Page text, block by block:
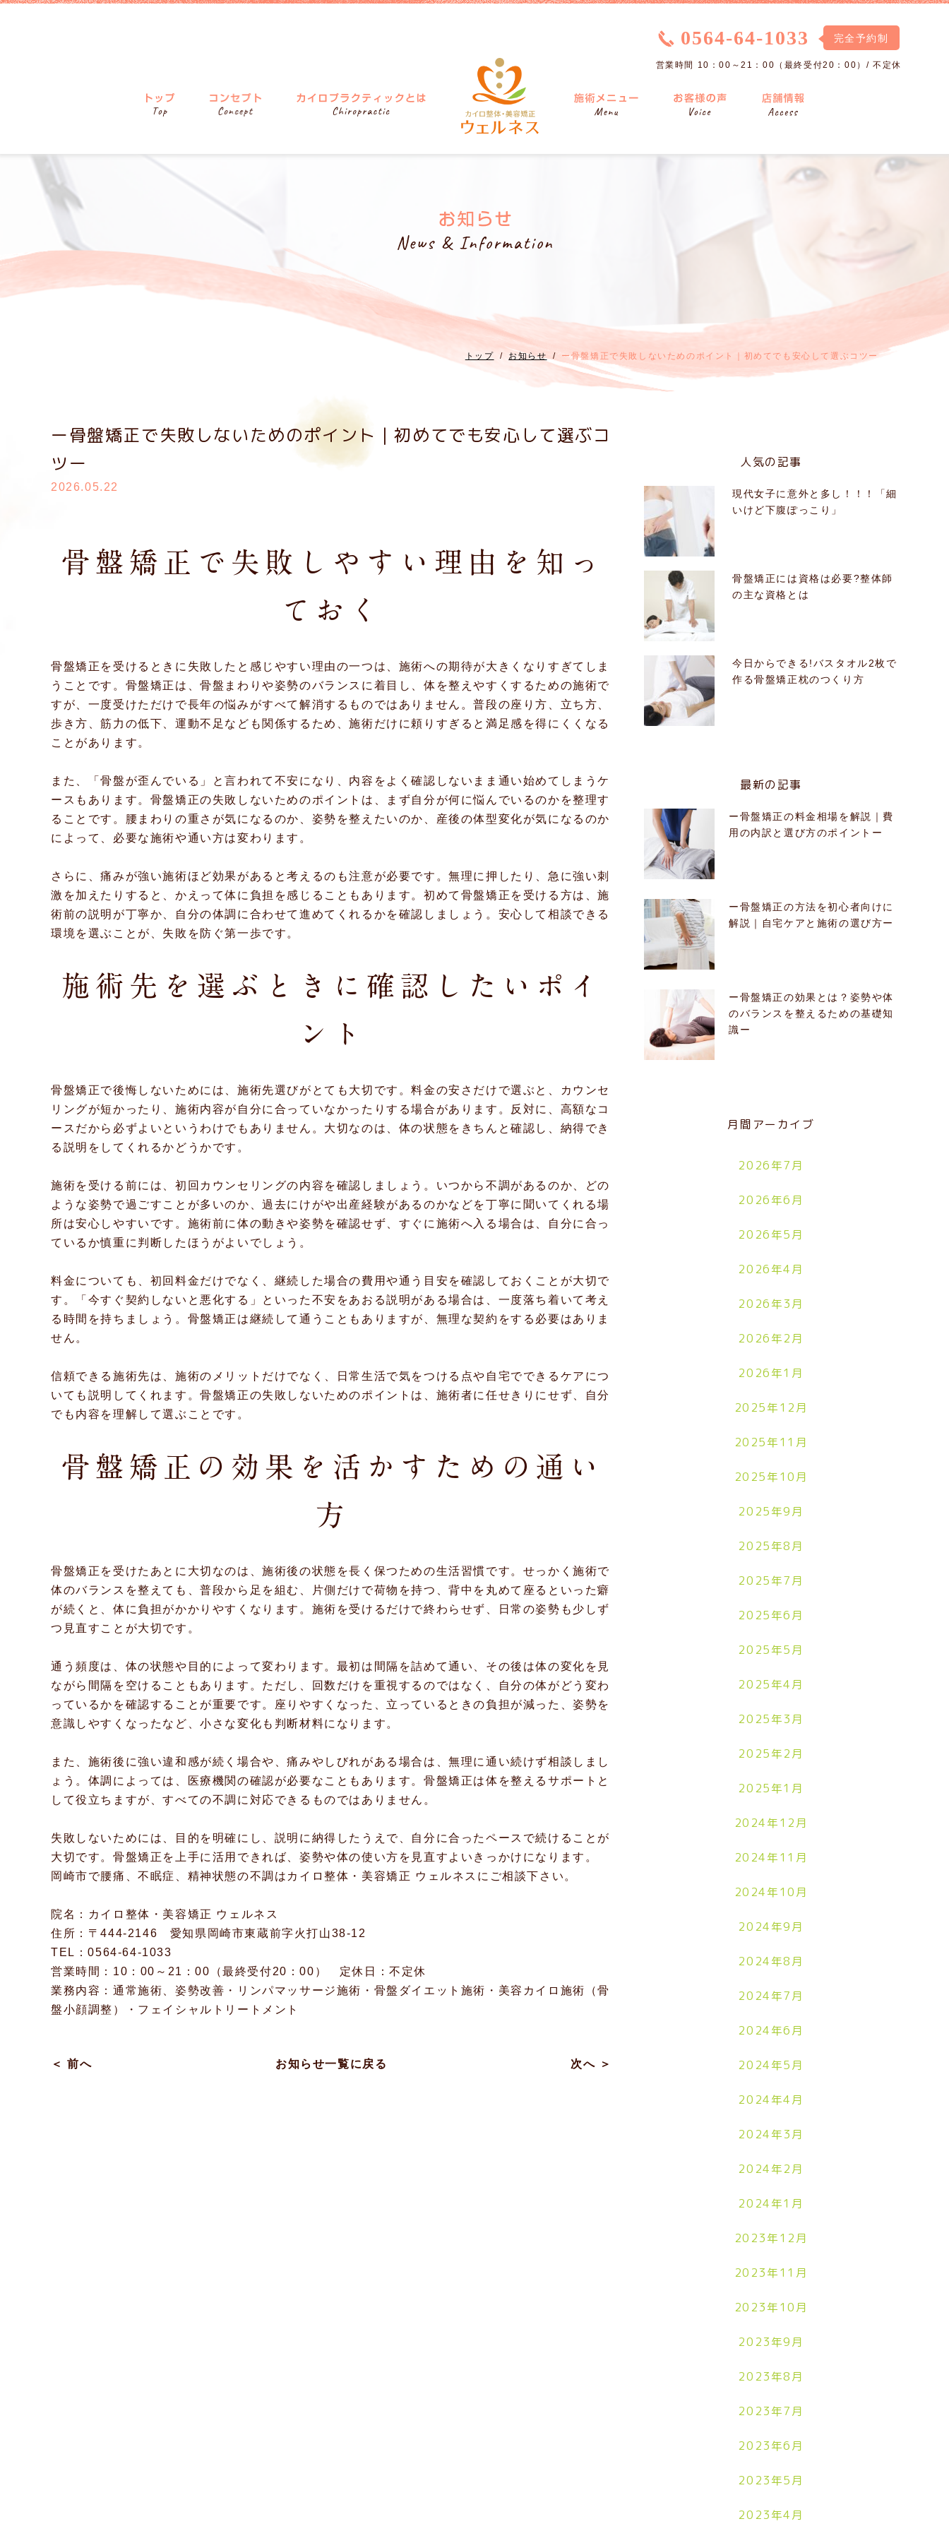
0564-64-1033 完全予約制
営業時間 10：00～21：00（最終受付20：00）/ 不定休
トップ お知らせ ー骨盤矯正で失敗しないためのポイント｜初めてでも安心して選ぶコツー
ー骨盤矯正で失敗しないためのポイント｜初めてでも安心して選ぶコ
ツー
2026.05.22
骨盤矯正で失敗しやすい理由を知っ
ておく
骨盤矯正を受けるときに失敗したと感じやすい理由の一つは、施術への期待が大きくなりすぎてしま
うことです。骨盤矯正は、骨盤まわりや姿勢のバランスに着目し、体を整えやすくするための施術で
すが、一度受けただけで長年の悩みがすべて解消するものではありません。普段の座り方、立ち方、
歩き方、筋力の低下、運動不足なども関係するため、施術だけに頼りすぎると満足感を得にくくなる
ことがあります。
また、「骨盤が歪んでいる」と言われて不安になり、内容をよく確認しないまま通い始めてしまうケ
ースもあります。骨盤矯正の失敗しないためのポイントは、まず自分が何に悩んでいるのかを整理す
ることです。腰まわりの重さが気になるのか、姿勢を整えたいのか、産後の体型変化が気になるのか
によって、必要な施術や通い方は変わります。
さらに、痛みが強い施術ほど効果があると考えるのも注意が必要です。無理に押したり、急に強い刺
激を加えたりすると、かえって体に負担を感じることもあります。初めて骨盤矯正を受ける方は、施
術前の説明が丁寧か、自分の体調に合わせて進めてくれるかを確認しましょう。安心して相談できる
環境を選ぶことが、失敗を防ぐ第一歩です。
施術先を選ぶときに確認したいポイ
ント
骨盤矯正で後悔しないためには、施術先選びがとても大切です。料金の安さだけで選ぶと、カウンセ
リングが短かったり、施術内容が自分に合っていなかったりする場合があります。反対に、高額なコ
ースだから必ずよいというわけでもありません。大切なのは、体の状態をきちんと確認し、納得でき
る説明をしてくれるかどうかです。
施術を受ける前には、初回カウンセリングの内容を確認しましょう。いつから不調があるのか、どの
ような姿勢で過ごすことが多いのか、過去にけがや出産経験があるのかなどを丁寧に聞いてくれる場
所は安心しやすいです。施術前に体の動きや姿勢を確認せず、すぐに施術へ入る場合は、自分に合っ
ているか慎重に判断したほうがよいでしょう。
料金についても、初回料金だけでなく、継続した場合の費用や通う目安を確認しておくことが大切で
す。「今すぐ契約しないと悪化する」といった不安をあおる説明がある場合は、一度落ち着いて考え
る時間を持ちましょう。骨盤矯正は継続して通うこともありますが、無理な契約をする必要はありま
せん。
信頼できる施術先は、施術のメリットだけでなく、日常生活で気をつける点や自宅でできるケアにつ
いても説明してくれます。骨盤矯正の失敗しないためのポイントは、施術者に任せきりにせず、自分
でも内容を理解して選ぶことです。
骨盤矯正の効果を活かすための通い
方
骨盤矯正を受けたあとに大切なのは、施術後の状態を長く保つための生活習慣です。せっかく施術で
体のバランスを整えても、普段から足を組む、片側だけで荷物を持つ、背中を丸めて座るといった癖
が続くと、体に負担がかかりやすくなります。施術を受けるだけで終わらせず、日常の姿勢も少しず
つ見直すことが大切です。
通う頻度は、体の状態や目的によって変わります。最初は間隔を詰めて通い、その後は体の変化を見
ながら間隔を空けることもあります。ただし、回数だけを重視するのではなく、自分の体がどう変わ
っているかを確認することが重要です。座りやすくなった、立っているときの負担が減った、姿勢を
意識しやすくなったなど、小さな変化も判断材料になります。
また、施術後に強い違和感が続く場合や、痛みやしびれがある場合は、無理に通い続けず相談しまし
ょう。体調によっては、医療機関の確認が必要なこともあります。骨盤矯正は体を整えるサポートと
して役立ちますが、すべての不調に対応できるものではありません。
失敗しないためには、目的を明確にし、説明に納得したうえで、自分に合ったペースで続けることが
大切です。骨盤矯正を上手に活用できれば、姿勢や体の使い方を見直すよいきっかけになります。
岡崎市で腰痛、不眠症、精神状態の不調はカイロ整体・美容矯正 ウェルネスにご相談下さい。
院名：カイロ整体・美容矯正 ウェルネス
住所：〒444-2146 愛知県岡崎市東蔵前字火打山38-12
TEL：0564-64-1033
営業時間：10：00～21：00（最終受付20：00） 定休日：不定休
業務内容：通常施術、姿勢改善・リンパマッサージ施術・骨盤ダイエット施術・美容カイロ施術（骨
盤小顔調整）・フェイシャルトリートメント
＜ 前へ お知らせ一覧に戻る 次へ ＞
人気の記事
現代女子に意外と多し！！！「細
いけど下腹ぽっこり」
骨盤矯正には資格は必要?整体師
の主な資格とは
今日からできる!バスタオル2枚で
作る骨盤矯正枕のつくり方
最新の記事
ー骨盤矯正の料金相場を解説｜費
用の内訳と選び方のポイントー
ー骨盤矯正の方法を初心者向けに
解説｜自宅ケアと施術の選び方ー
ー骨盤矯正の効果とは？姿勢や体
のバランスを整えるための基礎知
識ー
月間アーカイブ
2026年7月
2026年6月
2026年5月
2026年4月
2026年3月
2026年2月
2026年1月
2025年12月
2025年11月
2025年10月
2025年9月
2025年8月
2025年7月
2025年6月
2025年5月
2025年4月
2025年3月
2025年2月
2025年1月
2024年12月
2024年11月
2024年10月
2024年9月
2024年8月
2024年7月
2024年6月
2024年5月
2024年4月
2024年3月
2024年2月
2024年1月
2023年12月
2023年11月
2023年10月
2023年9月
2023年8月
2023年7月
2023年6月
2023年5月
2023年4月